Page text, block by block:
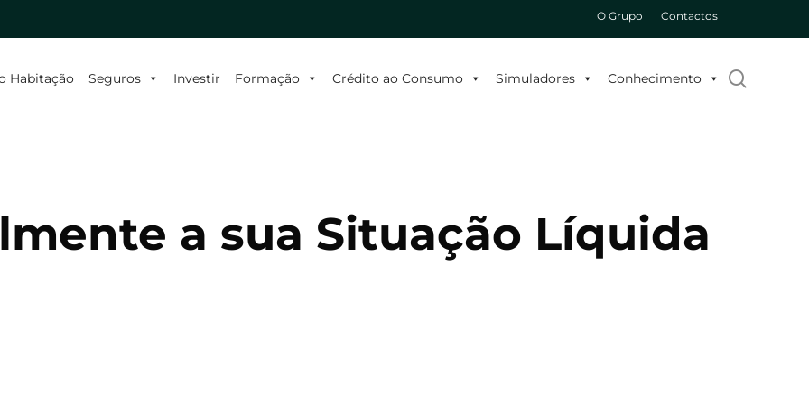
O Grupo Contactos
Habitação Seguros Investir Formação Crédito ao Consumo Simuladores Conhecimento
a sua Situação Líquida